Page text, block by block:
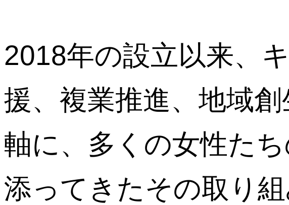
2018年の設立以来、
援、複業推進、地域
軸に、多くの女性た
添ってきたその取り